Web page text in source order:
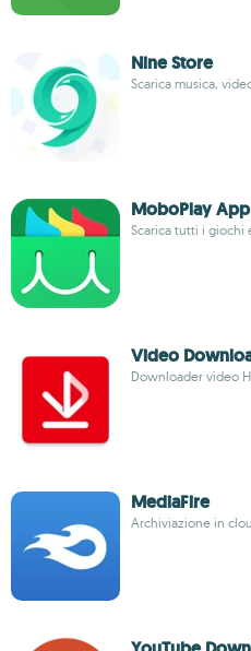
Nine Store
Scarica musica,
MoboPlay
Scarica tutti i giochi
Video
Downloader video
MediaFire
Archiviazione in